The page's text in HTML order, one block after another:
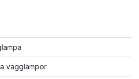
vägglampor